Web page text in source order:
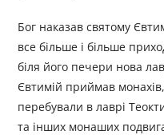
Бог наказав святому
все більше і більше
біля його печери нова
Євтимій приймав
перебували в лаврі
та інших монаших